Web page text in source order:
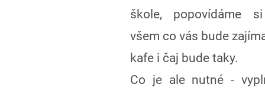
škole, popovídáme
všem co vás bude
kafe i čaj bude taky.
Co je ale nutné -